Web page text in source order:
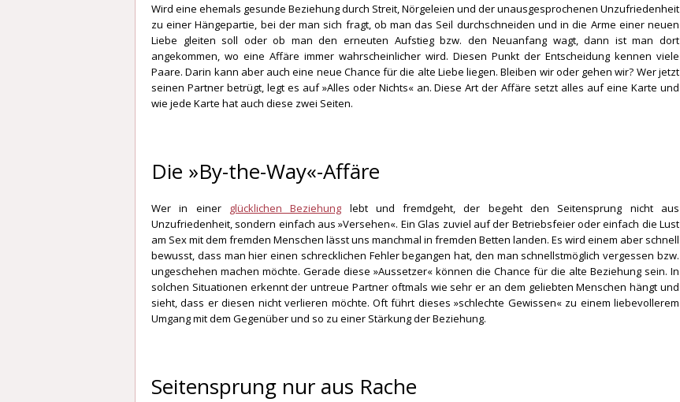
Wird eine ehemals gesunde Beziehung durch Streit, Nörgeleien und der unausgesprochenen Unzufriedenheit
zu einer Hängepartie, bei der man sich fragt, ob man das Seil durchschneiden und in die Arme einer neuen
Liebe gleiten soll oder ob man den erneuten Aufstieg bzw. den Neuanfang wagt, dann ist man dort
angekommen, wo eine Affäre immer wahrscheinlicher wird. Diesen Punkt der Entscheidung kennen viele
Paare. Darin kann aber auch eine neue Chance für die alte Liebe liegen. Bleiben wir oder gehen wir? Wer jetzt
seinen Partner betrügt, legt es auf »Alles oder Nichts« an. Diese Art der Affäre setzt alles auf eine Karte und
wie jede Karte hat auch diese zwei Seiten.
Die »By-the-Way«-Affäre
Wer in einer glücklichen Beziehung lebt und fremdgeht, der begeht den Seitensprung nicht aus
Unzufriedenheit, sondern einfach aus »Versehen«. Ein Glas zuviel auf der Betriebsfeier oder einfach die Lust
am Sex mit dem fremden Menschen lässt uns manchmal in fremden Betten landen. Es wird einem aber schnell
bewusst, dass man hier einen schrecklichen Fehler begangen hat, den man schnellstmöglich vergessen bzw.
ungeschehen machen möchte. Gerade diese »Aussetzer« können die Chance für die alte Beziehung sein. In
solchen Situationen erkennt der untreue Partner oftmals wie sehr er an dem geliebten Menschen hängt und
sieht, dass er diesen nicht verlieren möchte. Oft führt dieses »schlechte Gewissen« zu einem liebevollerem
Umgang mit dem Gegenüber und so zu einer Stärkung der Beziehung.
Seitensprung nur aus Rache